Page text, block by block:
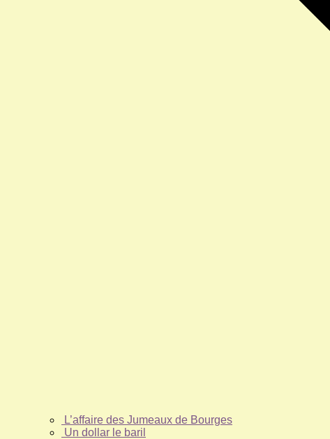
L’affaire des Jumeaux de Bourges
Un dollar le baril